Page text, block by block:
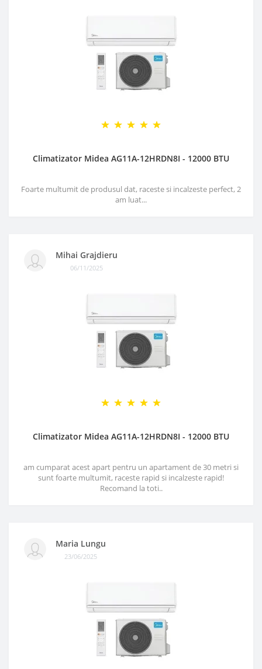
Climatizator Midea AG11A-12HRDN8I - 12000 BTU
Foarte multumit de produsul dat, raceste si incalzeste perfect, 2
am luat...
Mihai Grajdieru
06/11/2025
Climatizator Midea AG11A-12HRDN8I - 12000 BTU
am cumparat acest apart pentru un apartament de 30 metri si
sunt foarte multumit, raceste rapid si incalzeste rapid!
Recomand la toti..
Maria Lungu
23/06/2025